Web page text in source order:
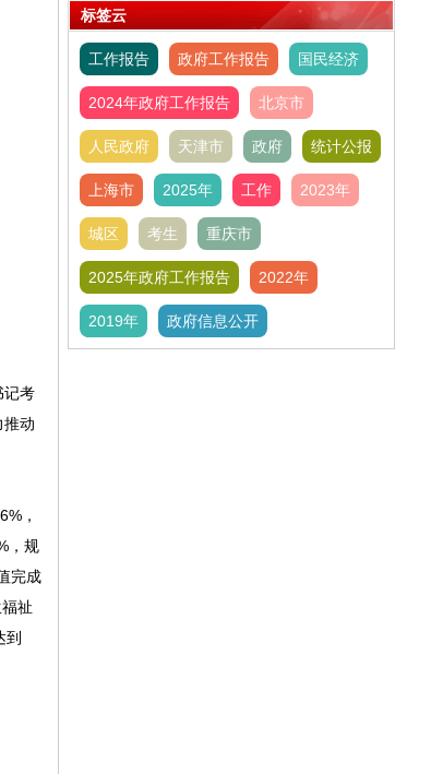
记考
推动
，
，规
完成
祉
到
标签云
工作报告 政府工作报告 国民经济
2024年政府工作报告 北京市
人民政府 天津市 政府 统计公报
上海市 2025年 工作 2023年
城区 考生 重庆市
2025年政府工作报告 2022年
2019年 政府信息公开